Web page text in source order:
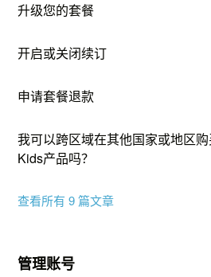
升级您的套餐
开启或关闭续订
申请套餐退款
我可以跨区域在其他国家或地区
Kids产品吗？
查看所有 9 篇文章
管理账号